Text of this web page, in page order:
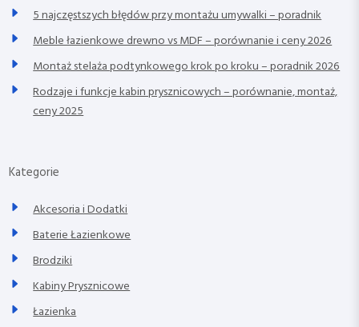
5 najczęstszych błędów przy montażu umywalki – poradnik
Meble łazienkowe drewno vs MDF – porównanie i ceny 2026
Montaż stelaża podtynkowego krok po kroku – poradnik 2026
Rodzaje i funkcje kabin prysznicowych – porównanie, montaż,
ceny 2025
Kategorie
Akcesoria i Dodatki
Baterie Łazienkowe
Brodziki
Kabiny Prysznicowe
Łazienka